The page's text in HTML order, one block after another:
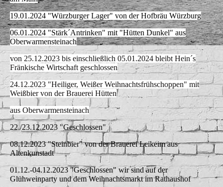
19.01.2024 "Würzburger Lager" von der Hofbräu Würzburg
06.01.2024 "Stärk´Antrinken" mit "Hütten Dunkel" aus
Oberwarmensteinach
von 25.12.2023 bis einschließlich 05.01.2024 bleibt Hein´s
Fränkische Wirtschaft geschlossen
24.12.2023 "Heiliger, Weißer Weihnachtsfrühschoppen" mit
Weißbier von der Brauerei Hütten
aus Oberwarmensteinach
22./23.12.2023 "Geschlossen"
08.12.2023 "Steinbier" von der Brauerei Leikeim aus
Altenkunstadt
01.12.-04.12.2023 "Geschlossen" wir sind auf der
Glühweinparty und dem Weihnachtsmarkt im Rathaushof